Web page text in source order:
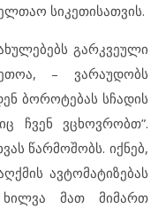
სიკეთისათვის.
გარკვეული
– ვარაუდობს
ბოროტებას სჩადის
ჩვენ ვცხოვრობთ”.
წარმოშობს. იქნებ,
ავტომატიზებას
ხილვა მათ მიმართ